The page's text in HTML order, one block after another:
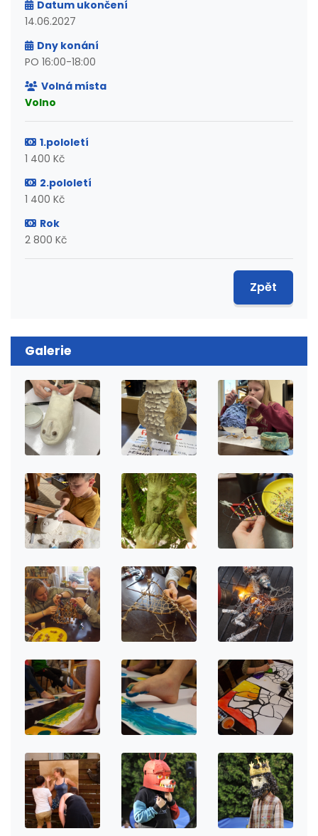
Datum ukončení
14.06.2027
Dny konání
PO 16:00-18:00
Volná místa
Volno
1.pololetí
1 400 Kč
2.pololetí
1 400 Kč
Rok
2 800 Kč
Zpět
Galerie